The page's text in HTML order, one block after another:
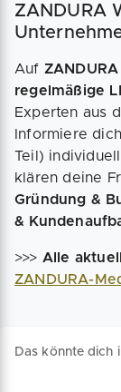
ZANDURA
Auf
regelmäßige
Experten aus
Informiere
Teil)
klären deine
Gründung &
&
>>> Alle
ZANDURA-
Das könnte dich